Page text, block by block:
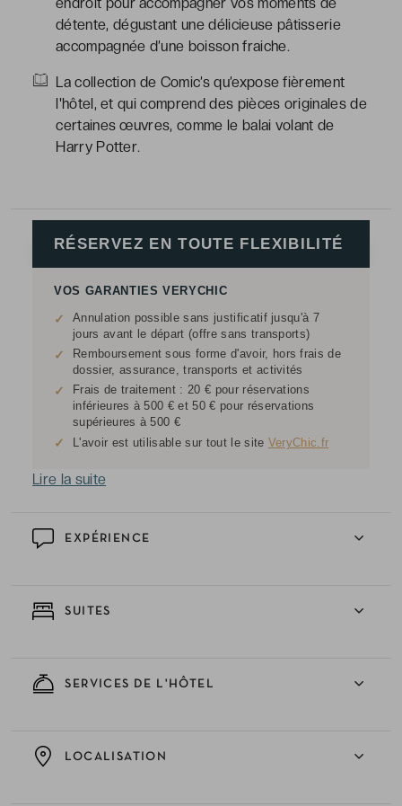
détente, dégustant une délicieuse pâtisserie
accompagnée d’une boisson fraiche.
La collection de Comic’s qu’expose fièrement
l'hôtel, et qui comprend des pièces originales de
certaines œuvres, comme le balai volant de
Harry Potter.
EXPÉRIENCE
SUITES
SERVICES DE L'HÔTEL
LOCALISATION
RÉSERVEZ EN TOUTE FLEXIBILITÉ
VOS GARANTIES VERYCHIC
✓
Annulation possible sans justificatif jusqu'à 7
jours avant le départ (offre sans transports)
✓
Remboursement sous forme d'avoir, hors frais de
dossier, assurance, transports et activités
✓
Frais de traitement : 20 € pour réservations
inférieures à 500 € et 50 € pour réservations
supérieures à 500 €
✓ L'avoir est utilisable sur tout le site VeryChic.fr
Lire la suite